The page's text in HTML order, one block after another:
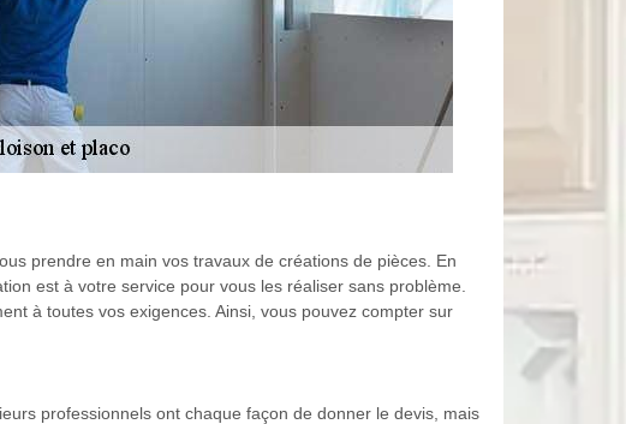
prendre en main vos travaux de créations de pièces. En
est à votre service pour vous les réaliser sans problème.
à toutes vos exigences. Ainsi, vous pouvez compter sur
professionnels ont chaque façon de donner le devis, mais